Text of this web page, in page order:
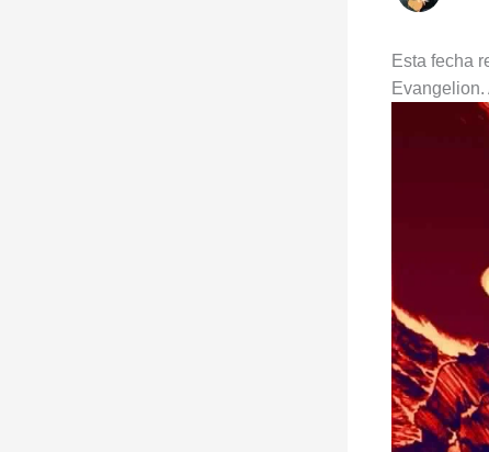
Esta fecha